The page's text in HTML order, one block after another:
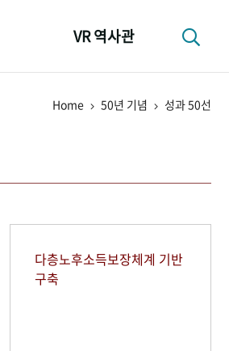
VR 역사관
Home 50년 기념 성과 50선
다층노후소득보장체계 기반
구축